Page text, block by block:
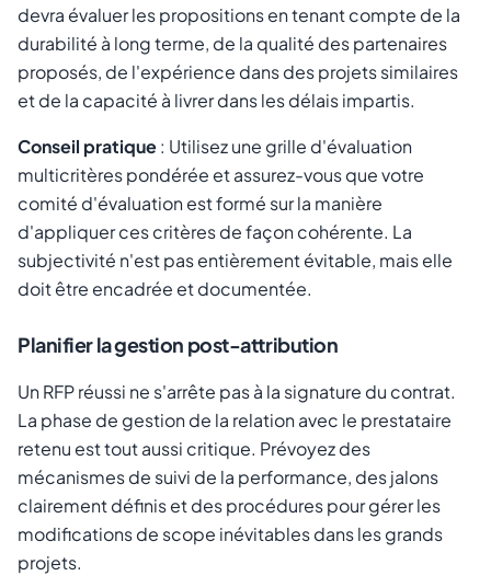
devra évaluer les propositions en tenant compte de la
durabilité à long terme, de la qualité des partenaires
proposés, de l'expérience dans des projets similaires
et de la capacité à livrer dans les délais impartis.
Conseil pratique: Utilisez une grille d'évaluation
multicritères pondérée et assurez-vous que votre
comité d'évaluation est formé sur la manière
d'appliquer ces critères de façon cohérente. La
subjectivité n'est pas entièrement évitable, mais elle
doit être encadrée et documentée.
Planifier la gestion post-attribution
Un RFP réussi ne s'arrête pas à la signature du contrat.
La phase de gestion de la relation avec le prestataire
retenu est tout aussi critique. Prévoyez des
mécanismes de suivi de la performance, des jalons
clairement définis et des procédures pour gérer les
modifications de scope inévitables dans les grands
projets.